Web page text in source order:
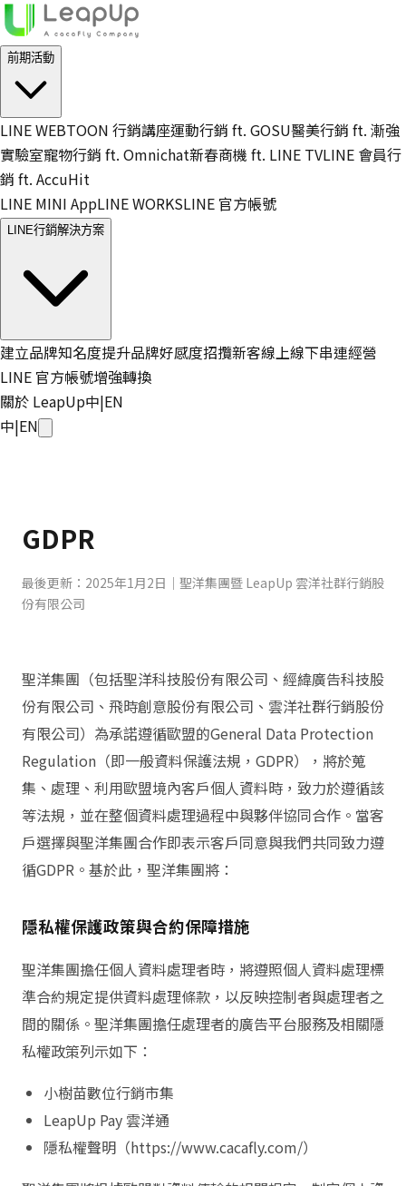
前期活動
LINE WEBTOON 行銷講座運動行銷 ft. GOSU醫美行銷 ft. 漸強
實驗室寵物行銷 ft. Omnichat新春商機 ft. LINE TVLINE 會員行
銷 ft. AccuHit
LINE MINI AppLINE WORKSLINE 官方帳號
LINE行銷解決方案
建立品牌知名度提升品牌好感度招攬新客線上線下串連經營
LINE 官方帳號增強轉換
關於 LeapUp中|EN
中|EN
GDPR
最後更新：2025年1月2日｜聖洋集團暨 LeapUp 雲洋社群行銷股
份有限公司
聖洋集團（包括聖洋科技股份有限公司、經緯廣告科技股
份有限公司、飛時創意股份有限公司、雲洋社群行銷股份
有限公司）為承諾遵循歐盟的General Data Protection
Regulation（即一般資料保護法規，GDPR），將於蒐
集、處理、利用歐盟境內客戶個人資料時，致力於遵循該
等法規，並在整個資料處理過程中與夥伴協同合作。當客
戶選擇與聖洋集團合作即表示客戶同意與我們共同致力遵
循GDPR。基於此，聖洋集團將：
隱私權保護政策與合約保障措施
聖洋集團擔任個人資料處理者時，將遵照個人資料處理標
準合約規定提供資料處理條款，以反映控制者與處理者之
間的關係。聖洋集團擔任處理者的廣告平台服務及相關隱
私權政策列示如下：
小樹苗數位行銷市集
LeapUp Pay 雲洋通
隱私權聲明（https://www.cacafly.com/）